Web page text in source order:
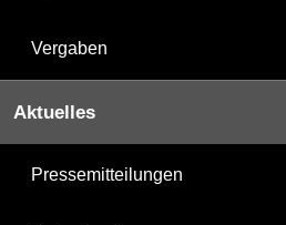
Vergaben
Aktuelles
Pressemitteilungen